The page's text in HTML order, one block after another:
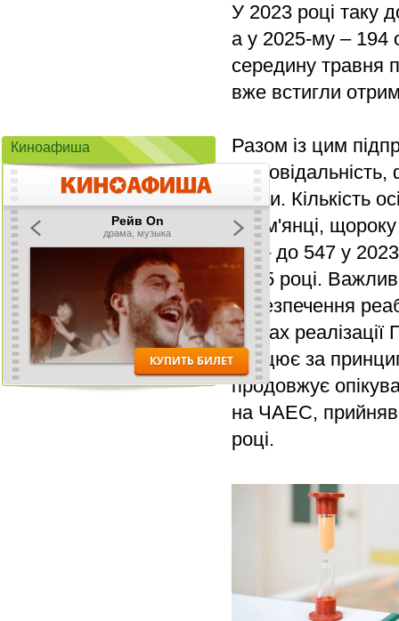
У 2023 році таку
а у 2025-му – 194
середину травня
вже встигли
Разом із цим
уваги. Кількість
Знам'янці, щороку
му – до 547 у
2025 році.
забезпечення
межах реалізації
працює за
продовжує
на ЧАЕС,
році.
Киноафиша